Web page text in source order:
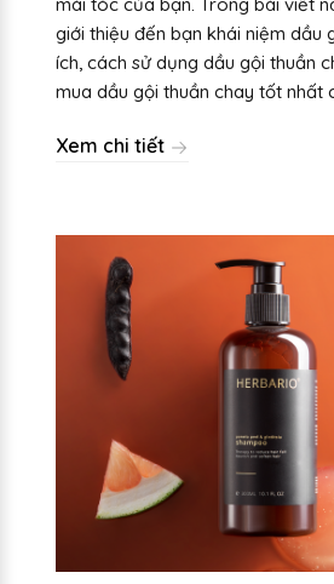
giới thiệu đến bạn khái niệm dầu
ích, cách sử dụng dầu gội thuần
mua dầu gội thuần chay tốt nhất
Xem chi tiết